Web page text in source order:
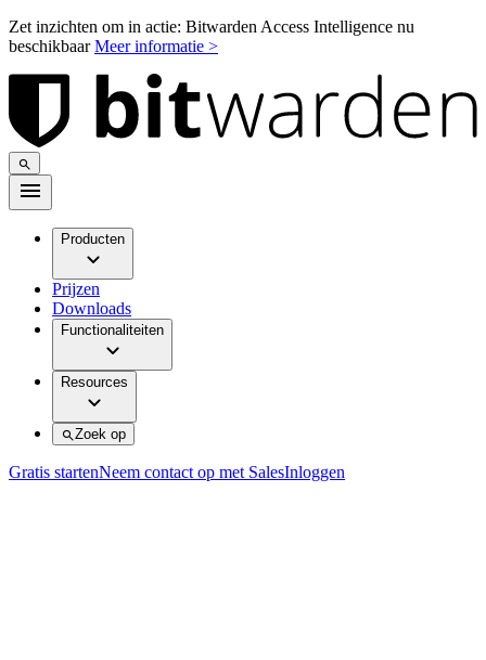
Zet inzichten om in actie: Bitwarden Access Intelligence nu
beschikbaarMeer informatie >
Producten
Prijzen
Downloads
Functionaliteiten
Resources
Zoek op
Gratis startenNeem contact op met SalesInloggen